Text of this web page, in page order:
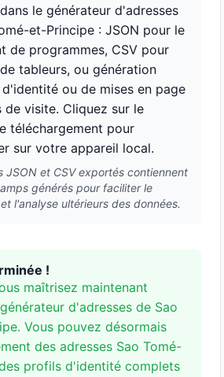
le générateur d'adresses
et-Principe : JSON pour le
de programmes, CSV pour
tableurs, ou génération
ou de mises en page
de visite. Cliquez sur le
téléchargement pour
sur votre appareil local.
JSON et CSV exportés contiennent
générés pour faciliter le
l'analyse ultérieurs des données.
!
maîtrisez maintenant
d'adresses de Sao
Vous pouvez désormais
des adresses Sao Tomé-
profils d'identité complets